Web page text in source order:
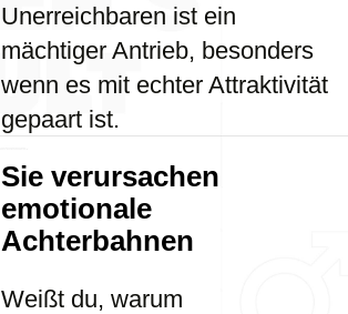
Unerreichbaren ist ein
mächtiger Antrieb, besonders
wenn es mit echter Attraktivität
gepaart ist.
Sie verursachen
emotionale
Achterbahnen
Weißt du, warum